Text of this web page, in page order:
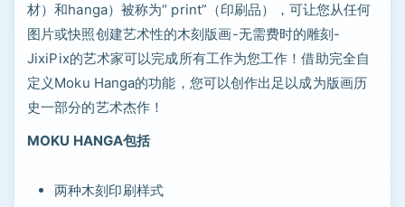
材）和hanga）被称为“ print”（印刷品），可让您从任何
图片或快照创建艺术性的木刻版画-无需费时的雕刻-
JixiPix的艺术家可以完成所有工作为您工作！借助完全自
定义Moku Hanga的功能，您可以创作出足以成为版画历
史一部分的艺术杰作！
MOKU HANGA包括
两种木刻印刷样式